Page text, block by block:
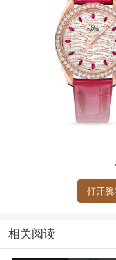
此外欧米茄海马
表壳，并搭配镶钻
制成，小时刻度则
打开
相关阅读